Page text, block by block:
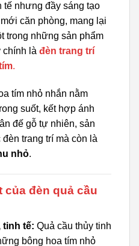
tế nhưng đầy sáng tạo
căn phòng, mang lại
trong những sản phẩm
chính là đèn trang trí
.
tím nhỏ nhắn nằm
suốt, kết hợp ánh
đế gỗ tự nhiên, sản
trang trí mà còn là
nhỏ.
của đèn quả cầu
tinh tế: Quả cầu thủy tinh
bông hoa tím nhỏ